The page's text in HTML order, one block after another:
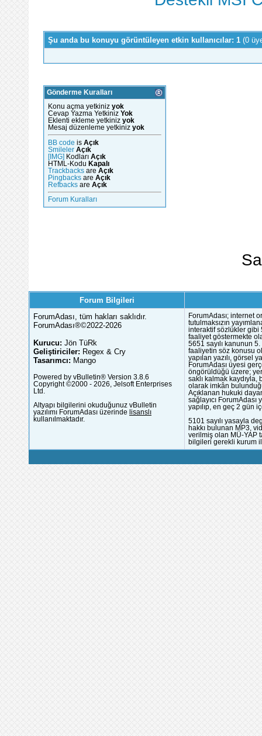
Şu anda bu konuyu görüntüleyen etkin kullanıcılar: 1 (0
Gönderme Kuralları
Konu açma yetkiniz yok
Cevap Yazma Yetkiniz Yok
Eklenti ekleme yetkiniz yok
Mesaj düzenleme yetkiniz yok
BB code is Açık
Smileler Açık
[IMG] Kodları Açık
HTML-Kodu Kapalı
Trackbacks are Açık
Pingbacks are Açık
Refbacks are Açık
Forum Kuralları
Forum Bilgileri
ForumAdası, tüm hakları saklıdır.
ForumAdası®©2022-2026
Kurucu: Jön TüRk
Geliştiriciler: Regex & Cry
Tasarımcı: Mango
Powered by vBulletin® Version 3.8.6
Copyright ©2000 - 2026, Jelsoft Enterprises
Ltd.
Altyapı bilgilerini okuduğunuz vBulletin
yazılımı ForumAdası üzerinde lisanslı
kullanılmaktadır.
ForumAdası; internet
tutulmaksızın
interaktif sözlükler gibi
faaliyet göstermekte
5651 sayılı kanunun
faaliyetin söz konusu
yapılan yazılı, görsel
ForumAdası üyesi
öngörüldüğü üzere;
saklı kalmak
olarak imkân
Açıklanan hukuki
sağlayıcı
yapılıp, en geç 2 gün
5101 sayılı yasayla
hakkı bulunan MP3,
verilmiş olan MÜ-YAP
bilgileri gerekli kurum